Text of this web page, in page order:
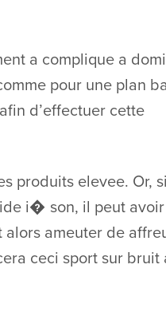
a complique a
pour une plan
d’effectuer cette
produits elevee. Or, si
i� son, il peut
alors ameuter de
ceci sport sur bruit